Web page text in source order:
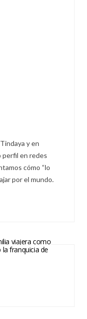
y en
perfil en redes
cómo “lo
por el mundo.
viajera como
franquicia de